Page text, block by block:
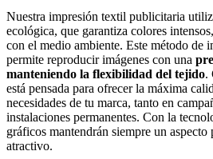
Nuestra impresión textil publicitaria
ecológica, que garantiza colores
con el medio ambiente. Este método de
permite reproducir imágenes con una
manteniendo la flexibilidad del tejido.
está pensada para ofrecer la máxima
necesidades de tu marca, tanto en
instalaciones permanentes. Con la
gráficos mantendrán siempre un
atractivo.